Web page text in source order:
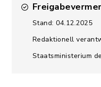
Stand: 04.12.2025
Redaktionell
Staatsministerium